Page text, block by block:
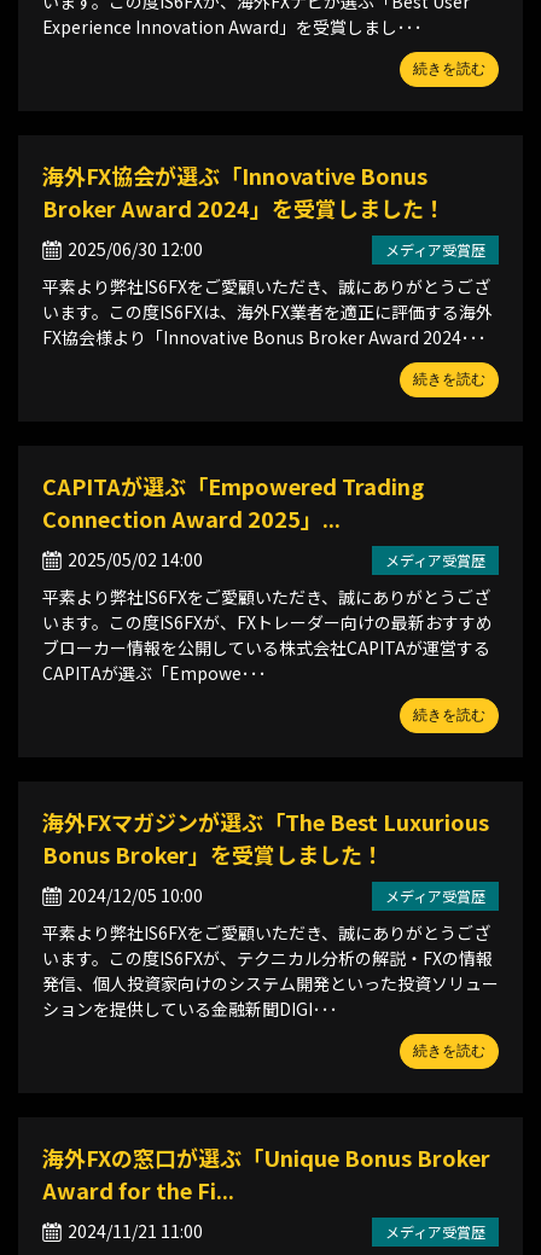
Experience Innovation Award」を受賞しまし･･･
続きを読む
海外FX協会が選ぶ「Innovative Bonus
Broker Award 2024」を受賞しました！
2025/06/30 12:00
平素より弊社IS6FXをご愛顧いただき、誠にありがとうござ
います。この度IS6FXは、海外FX業者を適正に評価する海外
FX協会様より「Innovative Bonus Broker Award 2024･･･
続きを読む
メディア受賞歴
CAPITAが選ぶ「Empowered Trading
Connection Award 2025」...
2025/05/02 14:00
平素より弊社IS6FXをご愛顧いただき、誠にありがとうござ
います。この度IS6FXが、FXトレーダー向けの最新おすすめ
ブローカー情報を公開している株式会社CAPITAが運営する
CAPITAが選ぶ「Empowe･･･
続きを読む
メディア受賞歴
海外FXマガジンが選ぶ「The Best Luxurious
Bonus Broker」を受賞しました！
2024/12/05 10:00
平素より弊社IS6FXをご愛顧いただき、誠にありがとうござ
います。この度IS6FXが、テクニカル分析の解説・FXの情報
発信、個人投資家向けのシステム開発といった投資ソリュー
ションを提供している金融新聞DIGI･･･
続きを読む
メディア受賞歴
海外FXの窓口が選ぶ「Unique Bonus Broker
Award for the Fi...
2024/11/21 11:00
メディア受賞歴